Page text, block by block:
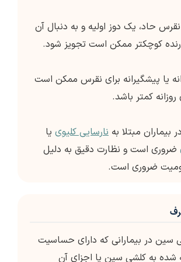
حاد، یک دوز اولیه و به دنبال آن
کوچکتر ممکن است تجویز شود.
یا پیشگیرانه برای نقرس ممکن است
کمتر باشد.
بیماران مبتلا به نارسایی کلیوی یا
ضروری است و نظارت دقیق به دلیل
ضروری است.
در بیمارانی که دارای حساسیت
شده به کلشی سین یا اجزای آن